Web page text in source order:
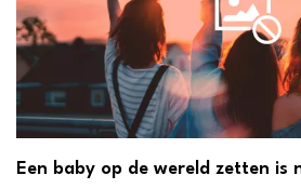
Een baby op de wereld zetten is